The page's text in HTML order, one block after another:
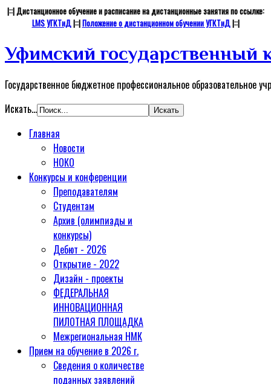
|::| Дистанционное обучение и расписание на дистанционные занятия по ссылке:
LMS УГКТиД|::|Положение о дистанционном обучении УГКТиД|::|
Уфимский государственный
Государственное бюджетное профессиональное образовательное
Искать...
Главная
Новости
НОКО
Конкурсы и конференции
Преподавателям
Студентам
Архив (олимпиады и
конкурсы)
Дебют - 2026
Открытие - 2022
Дизайн - проекты
ФЕДЕРАЛЬНАЯ
ИННОВАЦИОННАЯ
ПИЛОТНАЯ ПЛОЩАДКА
Межрегиональная НМК
Прием на обучение в 2026 г.
Сведения о количестве
поданных заявлений